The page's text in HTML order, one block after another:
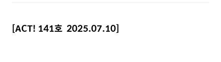
[ACT! 141호 2025.07.10]